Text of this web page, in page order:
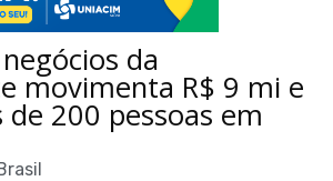
da
movimenta R$ 9 mi e
200 pessoas em